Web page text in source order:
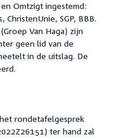
Omtzigt ingestemd:
ChristenUnie, SGP, BBB.
Van Haga) zijn
geen lid van de
in de uitslag. De
rondetafelgesprek
ter hand zal